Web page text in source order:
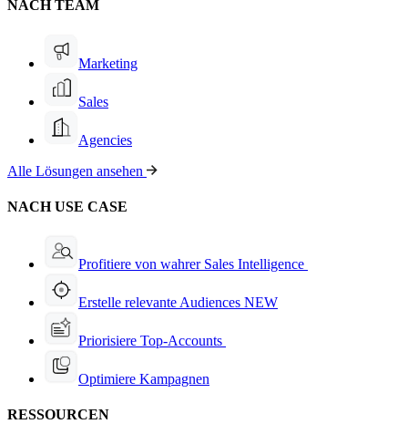
NACH TEAM
Marketing
Sales
Agencies
Alle Lösungen ansehen
NACH USE CASE
Profitiere von wahrer Sales Intelligence
Erstelle relevante Audiences NEW
Priorisiere Top-Accounts
Optimiere Kampagnen
RESSOURCEN